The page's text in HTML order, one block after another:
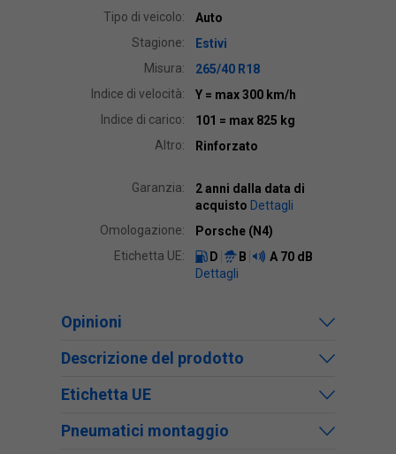
Tipo di veicolo:
Auto
Stagione:
Estivi
Misura:
265/40 R18
Indice di velocità:
Y = max 300 km/h
Indice di carico:
101 = max 825 kg
Altro:
Rinforzato
Garanzia:
2 anni dalla data di
acquisto Dettagli
Omologazione:
Porsche (N4)
Etichetta UE:
D B A 70 dB
Dettagli
Opinioni
Descrizione del prodotto
Etichetta UE
Pneumatici montaggio